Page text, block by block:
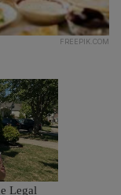
FREEPIK.COM